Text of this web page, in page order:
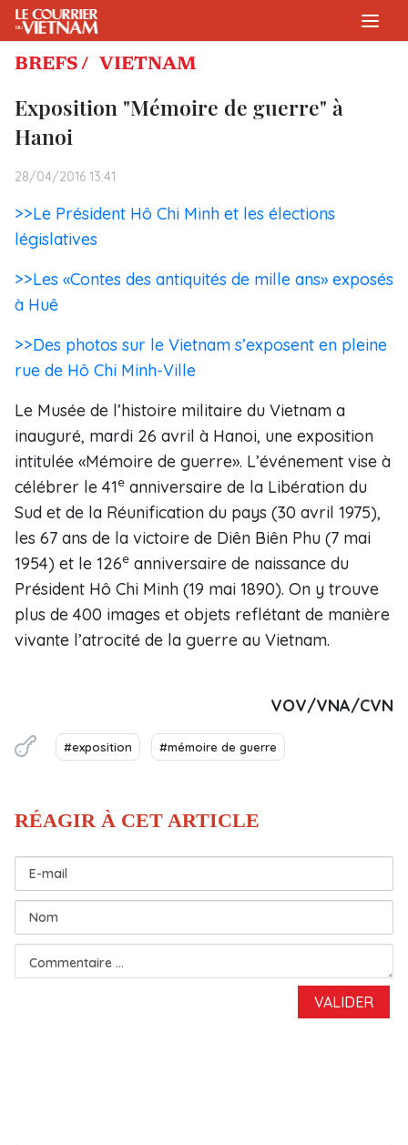
BREFS / VIETNAM
Exposition "Mémoire de guerre" à
Hanoi
28/04/2016 13:41
>>Le Président Hô Chi Minh et les élections
législatives
>>Les «Contes des antiquités de mille ans» exposés
à Huê
>>Des photos sur le Vietnam s’exposent en pleine
rue de Hô Chi Minh-Ville
Le Musée de l’histoire militaire du Vietnam a
inauguré, mardi 26 avril à Hanoi, une exposition
intitulée «Mémoire de guerre». L’événement vise à
célébrer le 41e anniversaire de la Libération du
Sud et de la Réunification du pays (30 avril 1975),
les 67 ans de la victoire de Diên Biên Phu (7 mai
1954) et le 126e anniversaire de naissance du
Président Hô Chi Minh (19 mai 1890). On y trouve
plus de 400 images et objets reflétant de manière
vivante l’atrocité de la guerre au Vietnam.
VOV/VNA/CVN
#exposition #mémoire de guerre